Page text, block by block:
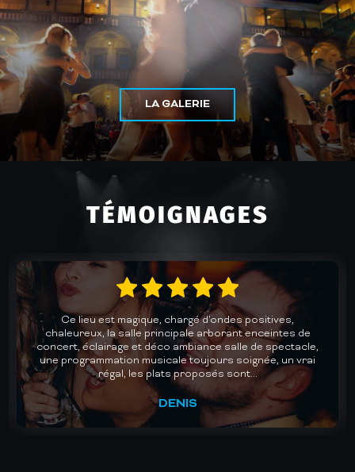
LA GALERIE
TÉMOIGNAGES
Un accueil chaleureux et une cuisine au top dans une
des plus belles salles de concerts de Gironde. Des lives
avec des groupes de qualité pour des soirées dansantes
mémorables. Un plaisir chaque fois renouvelé. Je
recommande vivement.
MURIEL